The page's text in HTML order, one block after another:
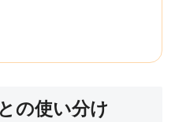
の使い分け